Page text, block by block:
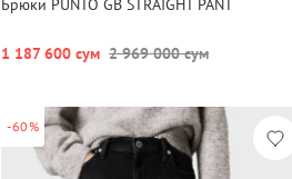
Брюки PUNTO GB STRAIGHT PANT
1 187 600 сум 2 969 000 сум
-60%